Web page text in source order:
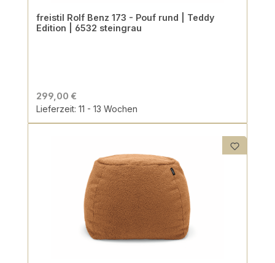
freistil Rolf Benz 173 - Pouf rund | Teddy
Edition | 6532 steingrau
299,00 €
Lieferzeit: 11 - 13 Wochen